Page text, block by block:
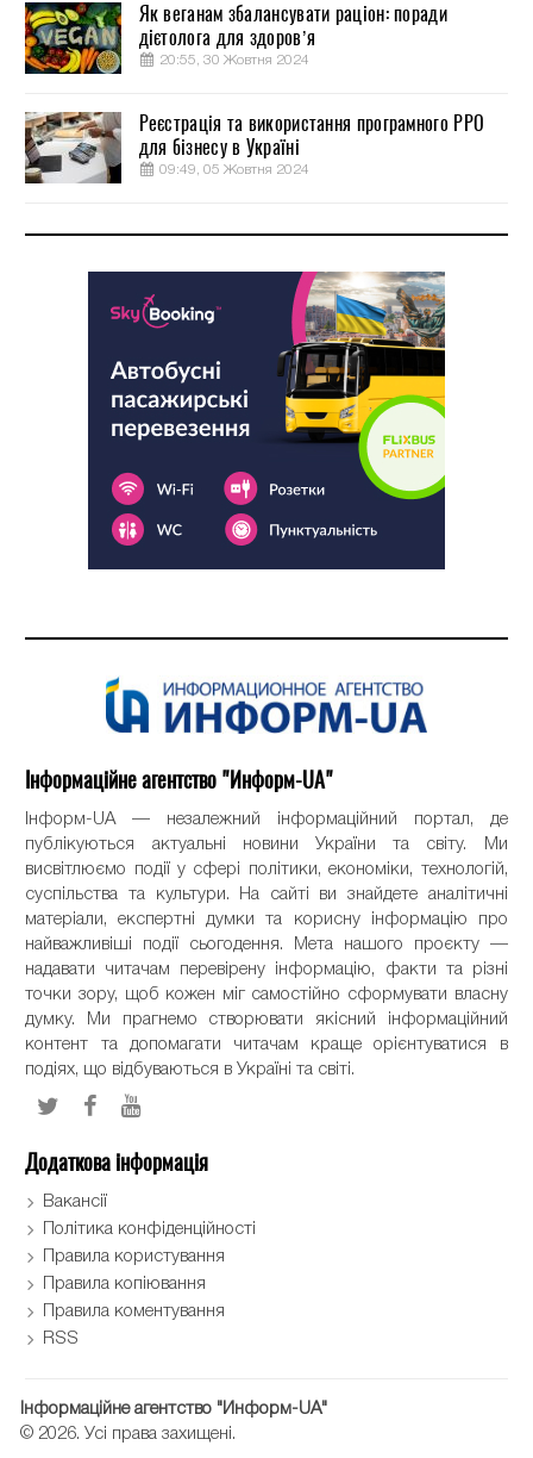
Як веганам збалансувати раціон: поради
дієтолога для здоров’я
20:55, 30 Жовтня 2024
Реєстрація та використання програмного РРО
для бізнесу в Україні
09:49, 05 Жовтня 2024
Інформаційне агентство "Информ-UA"
Інформ-UA — незалежний інформаційний портал, де
публікуються актуальні новини України та світу. Ми
висвітлюємо події у сфері політики, економіки, технологій,
суспільства та культури. На сайті ви знайдете аналітичні
матеріали, експертні думки та корисну інформацію про
найважливіші події сьогодення. Мета нашого проєкту —
надавати читачам перевірену інформацію, факти та різні
точки зору, щоб кожен міг самостійно сформувати власну
думку. Ми прагнемо створювати якісний інформаційний
контент та допомагати читачам краще орієнтуватися в
подіях, що відбуваються в Україні та світі.
Додаткова інформація
Вакансії
Політика конфіденційності
Правила користування
Правила копіювання
Правила коментування
RSS
Інформаційне агентство "Информ-UA"
© 2026. Усі права захищені.